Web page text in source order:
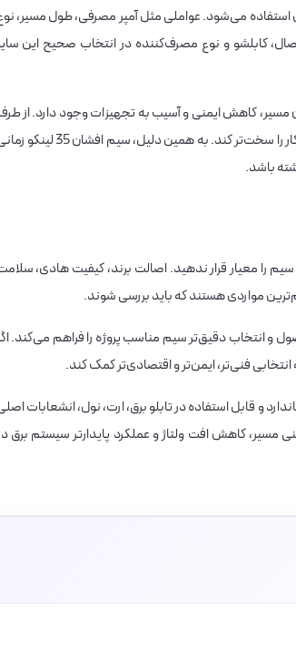
در چه مسیری استفاده می‌شود. عواملی مثل آمپر مصرفی، طول مسیر،
کابلشو و نوع مصرف‌کننده در انتخاب صحیح این
مسیر، کاهش ایمنی و آسیب به تجهیزات وجود دارد. از
دیگر، انتخاب سایز بالاتر از نیاز نیز می‌تواند هزینه پروژه را افزایش دهد و اجرای کار را سخت‌تر کند. به همین دلیل، سیم افشان
فقط قیمت روز سیم را معیار قرار ندهید. اصالت برند، کیفیت هادی،
مواردی هستند که باید بررسی شوند.
انتخاب دقیق‌تر سیم مناسب پروژه را فراهم می‌کند.
و قابل استفاده در تابلو برق، ارت، نول، انشعابات
مسیر، کاهش افت ولتاژ و عملکرد پایدارتر سیستم برق